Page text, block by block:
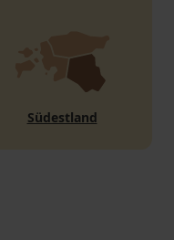
Südestland